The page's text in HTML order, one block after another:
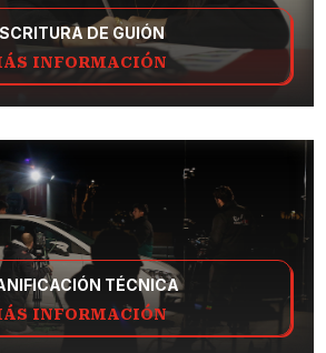
DE GUIÓN
INFORMACIÓN
TÉCNICA
INFORMACIÓN